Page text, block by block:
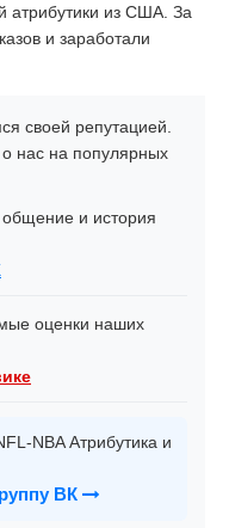
атрибутики из США. За
и заработали
своей репутацией.
нас на популярных
и история
оценки наших
NBA Атрибутика и
ВК